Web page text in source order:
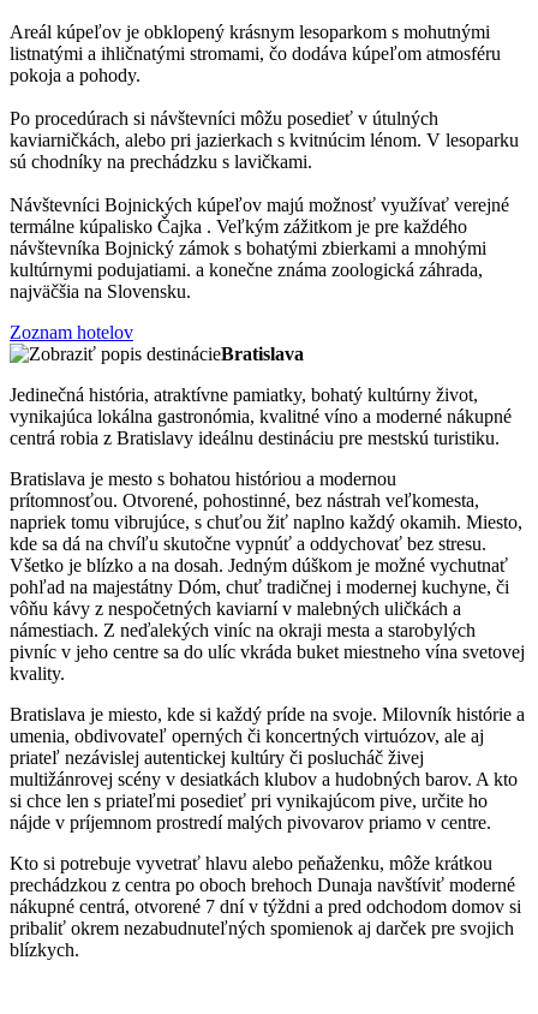
Areál kúpeľov je obklopený krásnym lesoparkom s mohutnými
listnatými a ihličnatými stromami, čo dodáva kúpeľom atmosféru
pokoja a pohody.
Po procedúrach si návštevníci môžu posedieť v útulných
kaviarničkách, alebo pri jazierkach s kvitnúcim lénom. V lesoparku
sú chodníky na prechádzku s lavičkami.
Návštevníci Bojnických kúpeľov majú možnosť využívať verejné
termálne kúpalisko Čajka . Veľkým zážitkom je pre každého
návštevníka Bojnický zámok s bohatými zbierkami a mnohými
kultúrnymi podujatiami. a konečne známa zoologická záhrada,
najväčšia na Slovensku.
Zoznam hotelov
Bratislava
Jedinečná história, atraktívne pamiatky, bohatý kultúrny život,
vynikajúca lokálna gastronómia, kvalitné víno a moderné nákupné
centrá robia z Bratislavy ideálnu destináciu pre mestskú turistiku.
Bratislava je mesto s bohatou históriou a modernou
prítomnosťou. Otvorené, pohostinné, bez nástrah veľkomesta,
napriek tomu vibrujúce, s chuťou žiť naplno každý okamih. Miesto,
kde sa dá na chvíľu skutočne vypnúť a oddychovať bez stresu.
Všetko je blízko a na dosah. Jedným dúškom je možné vychutnať
pohľad na majestátny Dóm, chuť tradičnej i modernej kuchyne, či
vôňu kávy z nespočetných kaviarní v malebných uličkách a
námestiach. Z neďalekých viníc na okraji mesta a starobylých
pivníc v jeho centre sa do ulíc vkráda buket miestneho vína svetovej
kvality.
Bratislava je miesto, kde si každý príde na svoje. Milovník histórie a
umenia, obdivovateľ operných či koncertných virtuózov, ale aj
priateľ nezávislej autentickej kultúry či poslucháč živej
multižánrovej scény v desiatkách klubov a hudobných barov. A kto
si chce len s priateľmi posedieť pri vynikajúcom pive, určite ho
nájde v príjemnom prostredí malých pivovarov priamo v centre.
Kto si potrebuje vyvetrať hlavu alebo peňaženku, môže krátkou
prechádzkou z centra po oboch brehoch Dunaja navštíviť moderné
nákupné centrá, otvorené 7 dní v týždni a pred odchodom domov si
pribaliť okrem nezabudnuteľných spomienok aj darček pre svojich
blízkych.